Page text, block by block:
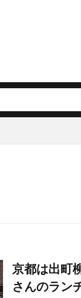
京都は出町
さんのラン